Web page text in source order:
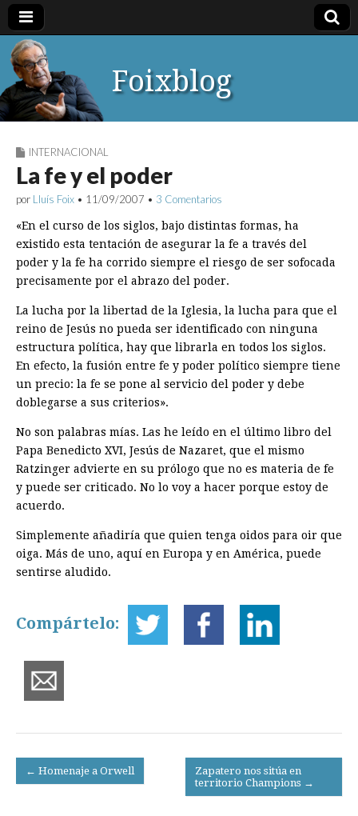
Foixblog
INTERNACIONAL
La fe y el poder
por Lluís Foix • 11/09/2007 • 3 Comentarios
«En el curso de los siglos, bajo distintas formas, ha
existido esta tentación de asegurar la fe a través del
poder y la fe ha corrido siempre el riesgo de ser sofocada
precisamente por el abrazo del poder.
La lucha por la libertad de la Iglesia, la lucha para que el
reino de Jesús no pueda ser identificado con ninguna
estructura política, hay que librarla en todos los siglos.
En efecto, la fusión entre fe y poder político siempre tiene
un precio: la fe se pone al servicio del poder y debe
doblegarse a sus criterios».
No son palabras mías. Las he leído en el último libro del
Papa Benedicto XVI, Jesús de Nazaret, que el mismo
Ratzinger advierte en su prólogo que no es materia de fe
y puede ser criticado. No lo voy a hacer porque estoy de
acuerdo.
Simplemente añadiría que quien tenga oidos para oir que
oiga. Más de uno, aquí en Europa y en América, puede
sentirse aludido.
Compártelo:
Post
navigation
← Homenaje a Orwell
Zapatero nos sitúa en
territorio Champions →